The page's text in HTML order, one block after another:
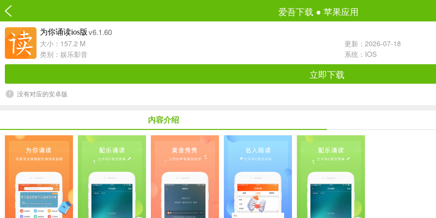
爱吾下载 ● 苹果应用
为你诵读ios版 v6.1.60
大小：157.2 M
更新：2026-07-18
类别： 娱乐影音 系统：IOS
立即下载
没有对应的安卓版
内容介绍